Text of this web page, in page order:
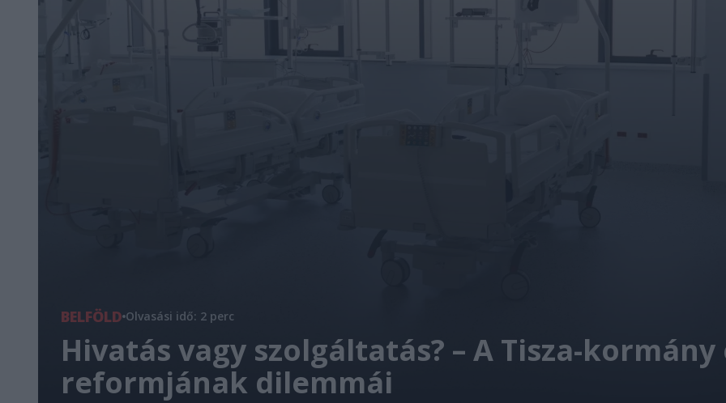
BELFÖLD Olvasási idő: 2 perc
Hivatás vagy szolgáltatás? – A Tisza-
reformjának dilemmái